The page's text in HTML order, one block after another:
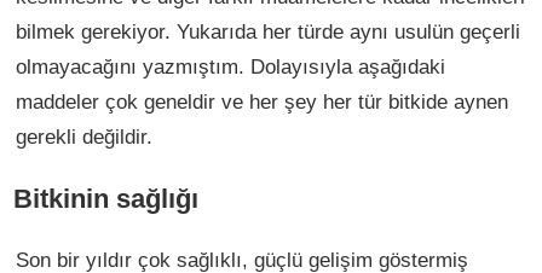
bilmek gerekiyor. Yukarıda her türde aynı usulün geçerli
olmayacağını yazmıştım. Dolayısıyla aşağıdaki
maddeler çok geneldir ve her şey her tür bitkide aynen
gerekli değildir.
Bitkinin sağlığı
Son bir yıldır çok sağlıklı, güçlü gelişim göstermiş